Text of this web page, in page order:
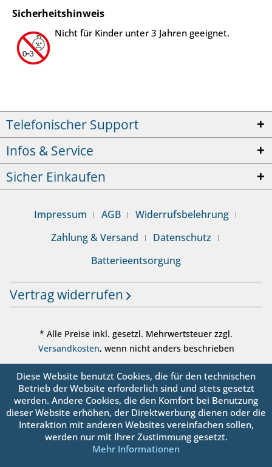
Sicherheitshinweis
Nicht für Kinder unter 3 Jahren geeignet.
Telefonischer Support
Infos & Service
Sicher Einkaufen
Impressum AGB
Widerrufsbelehrung
Zahlung & Versand
Datenschutz
Batterieentsorgung
Vertrag widerrufen
* Alle Preise inkl. gesetzl. Mehrwertsteuer zzgl.
Versandkosten, wenn nicht anders beschrieben
© sanbo OHG - Alle Rechte vorbehalten
Diese Website benutzt Cookies, die für den technischen
Betrieb der Website erforderlich sind und stets gesetzt
werden. Andere Cookies, die den Komfort bei Benutzung
dieser Website erhöhen, der Direktwerbung dienen oder die
Interaktion mit anderen Websites vereinfachen sollen,
werden nur mit Ihrer Zustimmung gesetzt.
Mehr Informationen